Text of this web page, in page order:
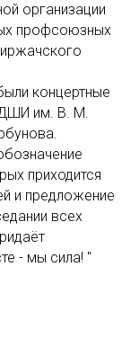
организации
профсоюзных
концертные
ДШИ им. В. М.
приходится
и предложение
всех
- мы сила! "